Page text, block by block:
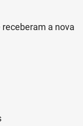
a nova